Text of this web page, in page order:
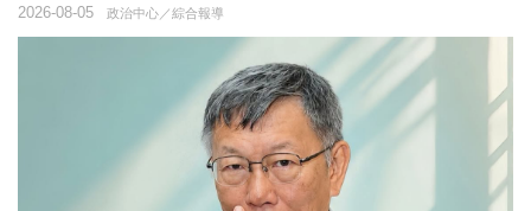
政治中心／綜合報導
2026-08-05